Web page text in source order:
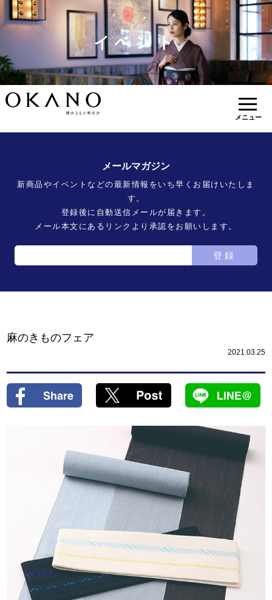
イベント
メニュー
メールマガジン
新商品やイベントなどの最新情報をいち早くお届けいたしま
す。
登録後に自動送信メールが届きます。
メール本文にあるリンクより承認をお願いします。
登録
麻のきものフェア
2021.03.25